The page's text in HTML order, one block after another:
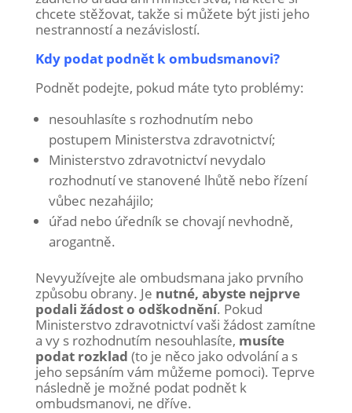
chcete stěžovat, takže si můžete být jisti jeho
nestranností a nezávislostí.
Kdy podat podnět k ombudsmanovi?
Podnět podejte, pokud máte tyto problémy:
nesouhlasíte s rozhodnutím nebo
postupem Ministerstva zdravotnictví;
Ministerstvo zdravotnictví nevydalo
rozhodnutí ve stanovené lhůtě nebo řízení
vůbec nezahájilo;
úřad nebo úředník se chovají nevhodně,
arogantně.
Nevyužívejte ale ombudsmana jako prvního
způsobu obrany. Je nutné, abyste nejprve
podali žádost o odškodnění. Pokud
Ministerstvo zdravotnictví vaši žádost zamítne
a vy s rozhodnutím nesouhlasíte, musíte
podat rozklad (to je něco jako odvolání a s
jeho sepsáním vám můžeme pomoci). Teprve
následně je možné podat podnět k
ombudsmanovi, ne dříve.